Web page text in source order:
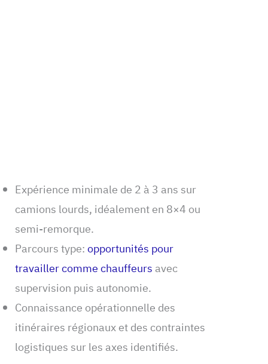
Expérience minimale de 2 à 3 ans sur
camions lourds, idéalement en 8×4 ou
semi-remorque.
Parcours type:opportunités pour
travailler comme chauffeurs avec
supervision puis autonomie.
Connaissance opérationnelle des
itinéraires régionaux et des contraintes
logistiques sur les axes identifiés.